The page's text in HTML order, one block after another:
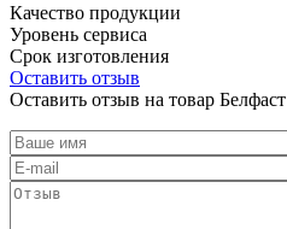
Качество продукции
Уровень сервиса
Срок изготовления
Оставить отзыв
Оставить отзыв на товар Белфаст